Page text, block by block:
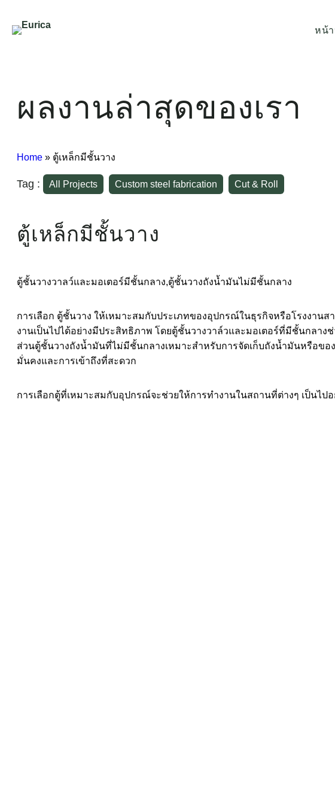
ไป
หน้
ผลงานล่าสุดของเรา
Home » ตู้เหล็กมีชั้นวาง
Tag : All Projects Custom steel fabrication Cut & Roll
ตู้เหล็กมีชั้นวาง
ตู้ชั้นวางวาลว์และมอเตอร์มีชั้นกลาง,ตู้ชั้นวางถังน้ำมันไม่มีชั้นกลาง
การเลือก ตู้ชั้นวาง ให้เหมาะสมกับประเภทของอุปกรณ์ในธุรกิจหรือโรงงานส
งานเป็นไปได้อย่างมีประสิทธิภาพ โดยตู้ชั้นวางวาล์วและมอเตอร์ที่มีชั้นกลาง
ส่วนตู้ชั้นวางถังน้ำมันที่ไม่มีชั้นกลางเหมาะสำหรับการจัดเก็บถังน้ำมันหรือข
มั่นคงและการเข้าถึงที่สะดวก
การเลือกตู้ที่เหมาะสมกับอุปกรณ์จะช่วยให้การทำงานในสถานที่ต่างๆ เป็นไป